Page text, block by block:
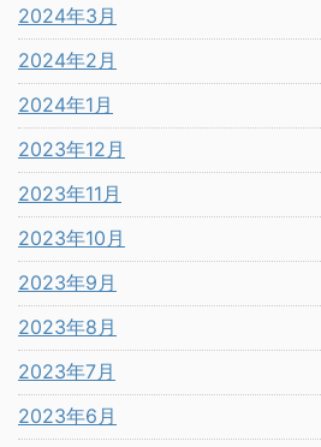
2024年3月
2024年2月
2024年1月
2023年12月
2023年11月
2023年10月
2023年9月
2023年8月
2023年7月
2023年6月